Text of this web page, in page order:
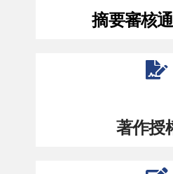
摘要審核
著作授